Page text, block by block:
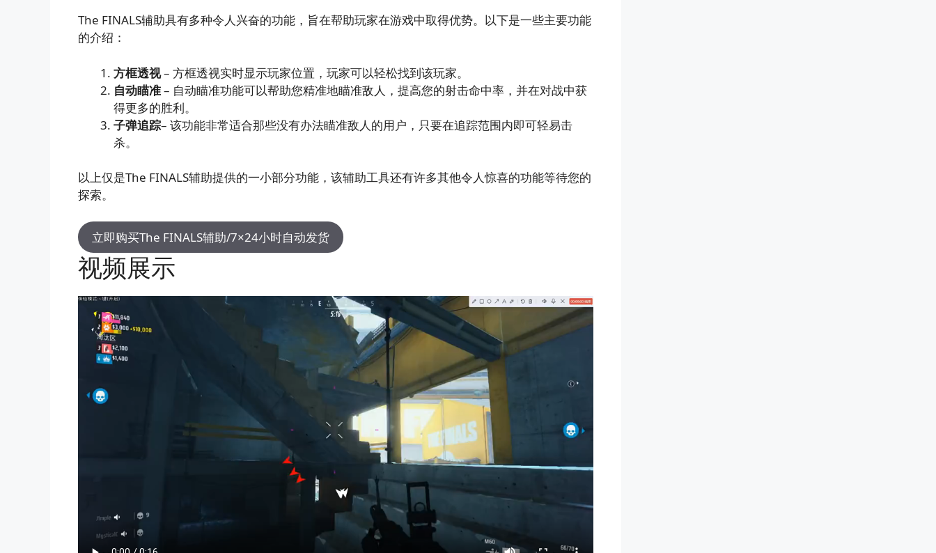
The FINALS辅助具有多种令人兴奋的功能，旨在帮助玩家在游戏中取得优势。以下是一些主要功能
的介绍：
方框透视– 方框透视实时显示玩家位置，玩家可以轻松找到该玩家。
自动瞄准– 自动瞄准功能可以帮助您精准地瞄准敌人，提高您的射击命中率，并在对战中获
得更多的胜利。
子弹追踪– 该功能非常适合那些没有办法瞄准敌人的用户，只要在追踪范围内即可轻易击
杀。
以上仅是The FINALS辅助提供的一小部分功能，该辅助工具还有许多其他令人惊喜的功能等待您的
探索。
立即购买The FINALS辅助/7×24小时自动发货
视频展示